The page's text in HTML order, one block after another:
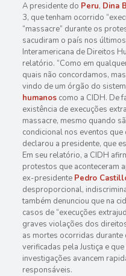
A presidente do Peru, Dina
3, que tenham ocorrido
“massacre” durante os
sacudiram o país nos
Interamericana de Direitos
relatório. “Como em
quais não concordamos,
vindo de um órgão do
humanoscomo a CIDH. De
existência de execuções
massacre, mesmo quando
condicional nos eventos
declarou a presidente, que
Em seu relatório, a CIDH
protestos que aconteceram
ex-presidente Pedro
desproporcional,
também denunciou que na
casos de “execuções
graves violações dos
as mortes ocorridas
verificadas pela Justiça e
investigações avancem
responsáveis.